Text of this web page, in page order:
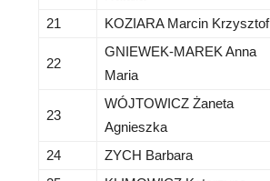
21 KOZIARA Marcin Krzysztof
22
GNIEWEK-MAREK Anna
Maria
23
WÓJTOWICZ Żaneta
Agnieszka
24 ZYCH Barbara